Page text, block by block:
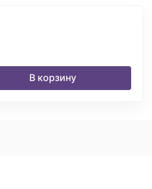
В корзину